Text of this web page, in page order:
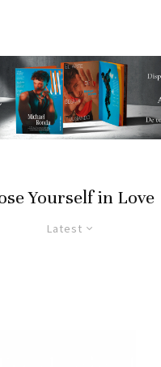
Yourself in Love
Latest